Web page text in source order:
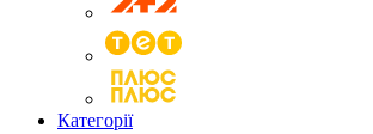
Категорії